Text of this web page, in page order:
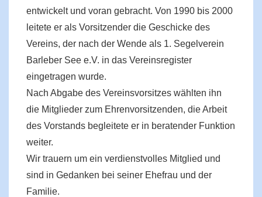
entwickelt und voran gebracht. Von 1990 bis 2000
leitete er als Vorsitzender die Geschicke des
Vereins, der nach der Wende als 1. Segelverein
Barleber See e.V. in das Vereinsregister
eingetragen wurde.
Nach Abgabe des Vereinsvorsitzes wählten ihn
die Mitglieder zum Ehrenvorsitzenden, die Arbeit
des Vorstands begleitete er in beratender Funktion
weiter.
Wir trauern um ein verdienstvolles Mitglied und
sind in Gedanken bei seiner Ehefrau und der
Familie.